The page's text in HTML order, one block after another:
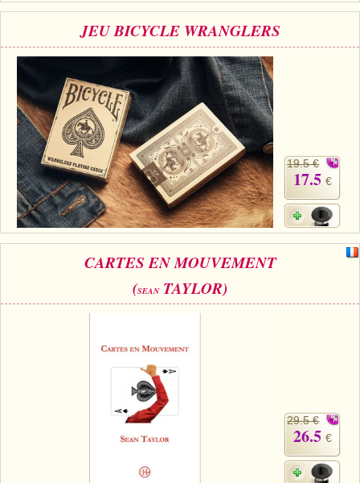
JEU BICYCLE WRANGLERS
19.5 €
17.5 €
CARTES EN MOUVEMENT
(SEANTAYLOR)
29.5 €
26.5 €